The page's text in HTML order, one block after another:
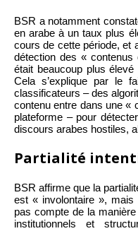
BSR a notamment
en arabe à un taux plus
cours de cette période, et
détection des « contenus
était beaucoup plus
Cela s’explique par le
classificateurs – des
contenu entre dans une «
plateforme – pour
discours arabes hostiles,
Partialité
BSR affirme que la
est « involontaire », mais
pas compte de la
institutionnels et